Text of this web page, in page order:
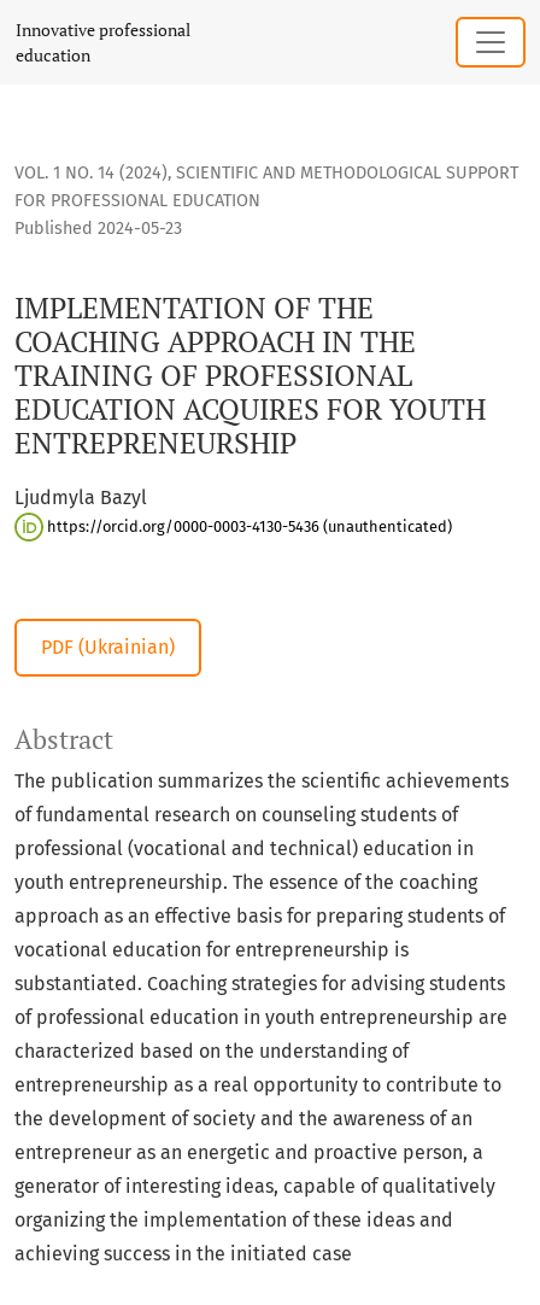
IMPLEMENTATION OF THE COACHING APPROACH IN THE
Innovative professional
education
VOL. 1 NO. 14 (2024), SCIENTIFIC AND METHODOLOGICAL SUPPORT
FOR PROFESSIONAL EDUCATION
IMPLEMENTATION OF THE
COACHING APPROACH IN THE
TRAINING OF PROFESSIONAL
EDUCATION ACQUIRES FOR YOUTH
ENTREPRENEURSHIP
Published 2024-05-23
Ljudmyla Bazyl
https://orcid.org/0000-0003-4130-5436 (unauthenticated)
PDF (Ukrainian)
Abstract
Тhe publication summarizes the scientific achievements
of fundamental research on counseling students of
professional (vocational and technical) education in
youth entrepreneurship. The essence of the coaching
approach as an effective basis for preparing students of
vocational education for entrepreneurship is
substantiated. Coaching strategies for advising students
of professional education in youth entrepreneurship are
characterized based on the understanding of
entrepreneurship as a real opportunity to contribute to
the development of society and the awareness of an
entrepreneur as an energetic and proactive person, a
generator of interesting ideas, capable of qualitatively
organizing the implementation of these ideas and
achieving success in the initiated case